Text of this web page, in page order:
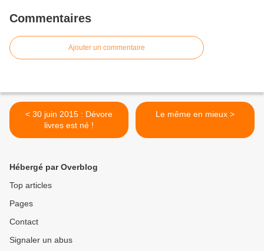
Commentaires
Ajouter un commentaire
< 30 juin 2015 : Dévore
livres est né !
Le même en mieux >
Hébergé par Overblog
Top articles
Pages
Contact
Signaler un abus